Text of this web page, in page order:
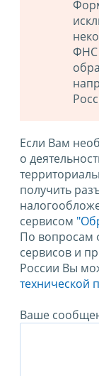
ФНС
Если Вам
о
получить
сервисом
По вопросам
сервисов и
России Вы
технической
Ваше